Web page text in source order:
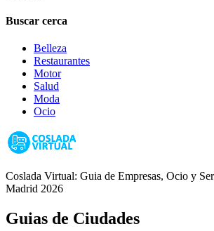
Buscar cerca
Belleza
Restaurantes
Motor
Salud
Moda
Ocio
Coslada Virtual: Guia de Empresas, Ocio y
Madrid 2026
Guias de Ciudades